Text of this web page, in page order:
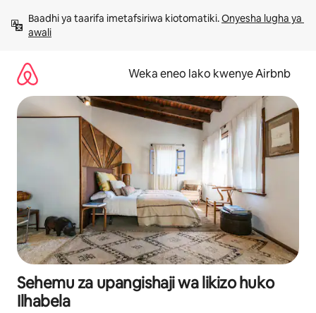
kwenda
kwenye
Baadhi ya taarifa imetafsiriwa kiotomatiki. Onyesha lugha ya
awali
Weka eneo lako kwenye Airbnb
Sehemu za upangishaji wa likizo huko
Ilhabela